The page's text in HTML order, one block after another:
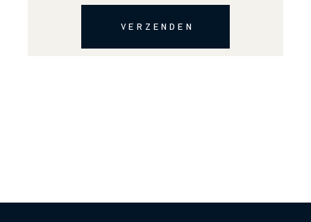
VERZENDEN